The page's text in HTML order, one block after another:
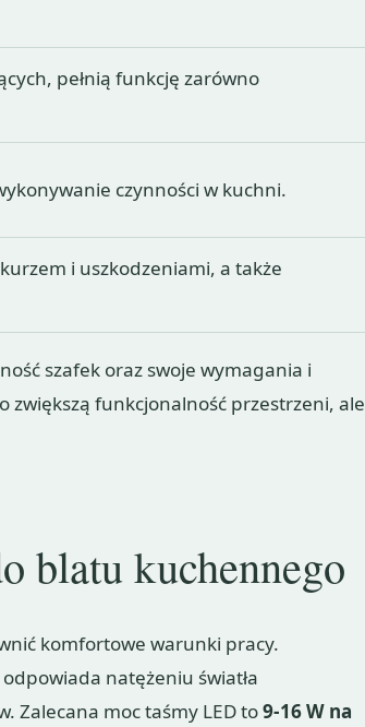
pełnią funkcję zarówno
czynności w kuchni.
i uszkodzeniami, a także
szafek oraz swoje wymagania i
funkcjonalność przestrzeni, ale
blatu kuchennego
komfortowe warunki pracy.
odpowiada natężeniu światła
Zalecana moc taśmy LED to9-16 W na